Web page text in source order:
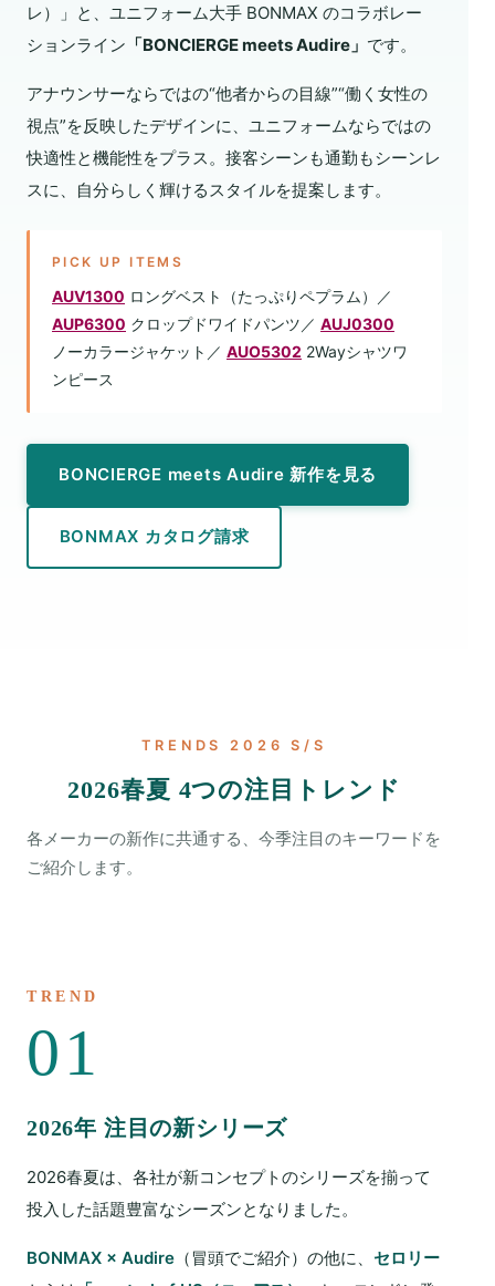
レ）」と、ユニフォーム大手 BONMAX のコラボレー
ションライン 「BONCIERGE meets Audire」 です。
アナウンサーならではの“他者からの目線”“働く女性の
視点”を反映したデザインに、ユニフォームならではの
快適性と機能性をプラス。接客シーンも通勤もシーンレ
スに、自分らしく輝けるスタイルを提案します。
PICK UP ITEMS
AUV1300 ロングベスト（たっぷりペプラム）／
AUP6300 クロップドワイドパンツ／ AUJ0300
ノーカラージャケット／ AUO5302 2Wayシャツワ
ンピース
BONCIERGE meets Audire 新作を見る
BONMAX カタログ請求
TRENDS 2026 S/S
2026春夏 4つの注目トレンド
各メーカーの新作に共通する、今季注目のキーワードを
ご紹介します。
TREND
01
2026年 注目の新シリーズ
2026春夏は、各社が新コンセプトのシリーズを揃って
投入した話題豊富なシーズンとなりました。
BONMAX × Audire （冒頭でご紹介）の他に、 セロリー